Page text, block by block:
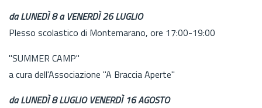
da LUNEDÌ 8 a VENERDÌ 26 LUGLIO
Plesso scolastico di Montemarano, ore 17:00-19:00
"SUMMER CAMP"
a cura dell'Associazione "A Braccia Aperte"
da LUNEDÌ 8 LUGLIO VENERDÌ 16 AGOSTO